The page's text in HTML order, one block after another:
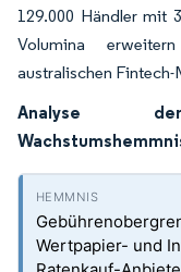
129.000 Händler mit
Volumina
australischen Fintech-
Analyse
Wertpapier- und